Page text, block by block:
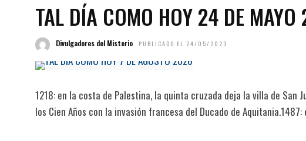
TAL DÍA COMO HOY 24 DE
Divulgadores del Misterio PUBLICADO EL 24/05/2023
1218: en la costa de Palestina, la quinta cruzada deja la villa de San
los Cien Años con la invasión francesa del Ducado de